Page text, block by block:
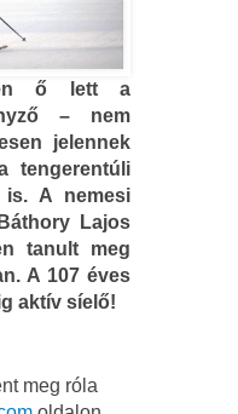
ő lett a
– nem
jelennek
tengerentúli
A nemesi
Lajos
tanult meg
A 107 éves
aktív síelő!
meg róla